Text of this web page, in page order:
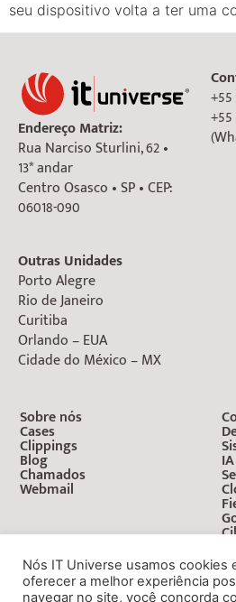
seu dispositivo volta a ter uma
Endereço Matriz:
Rua Narciso Sturlini, 62 •
13* andar
Centro Osasco • SP • CEP:
06018-090
Outras Unidades
Porto Alegre
Rio de Janeiro
Curitiba
Orlando – EUA
Cidade do México – MX
+55
+55
Sobre nós
Cases
Clippings
Blog
Chamados
Webmail
Nós IT Universe usamos cookies
oferecer a melhor experiência
navegar no site, você concorda